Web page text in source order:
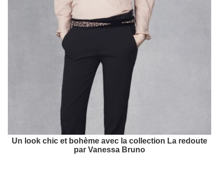
Un look chic et bohème avec la collection La redoute
par Vanessa Bruno